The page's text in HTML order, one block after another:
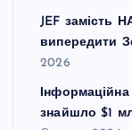
JEF замість
випередити
2026
знайшло $1